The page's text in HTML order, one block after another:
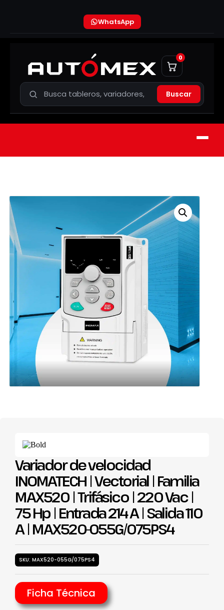
WhatsApp
Buscar
0
Variador de velocidad
INOMATECH | Vectorial | Familia
MAX520 | Trifásico | 220 Vac |
75 Hp | Entrada 214 A | Salida 110
A | MAX520-055G/075PS4
SKU: MAX520-055G/075PS4
Ficha Técnica